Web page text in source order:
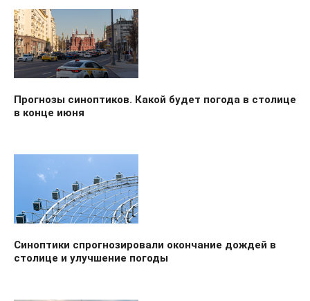
Прогнозы синоптиков. Какой будет погода в столице
в конце июня
Синоптики спрогнозировали окончание дождей в
столице и улучшение погоды